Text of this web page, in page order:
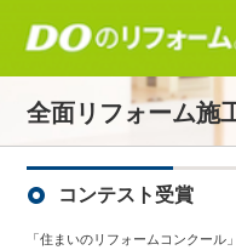
全面リフォーム施
コンテスト受賞
「住まいのリフォームコンクー